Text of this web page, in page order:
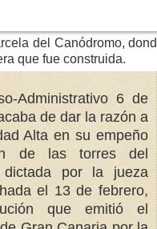
del Canódromo,
que fue construida.
Administrativo 6 de
de dar la razón a
Alta en su empeño
de las torres del
dictada por la jueza
el 13 de febrero,
que emitió el